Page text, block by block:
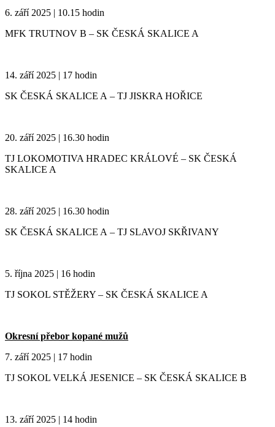
6. září 2025 | 10.15 hodin
MFK TRUTNOV B – SK ČESKÁ SKALICE A
14. září 2025 | 17 hodin
SK ČESKÁ SKALICE A – TJ JISKRA HOŘICE
20. září 2025 | 16.30 hodin
TJ LOKOMOTIVA HRADEC KRÁLOVÉ – SK ČESKÁ
SKALICE A
28. září 2025 | 16.30 hodin
SK ČESKÁ SKALICE A – TJ SLAVOJ SKŘIVANY
5. října 2025 | 16 hodin
TJ SOKOL STĚŽERY – SK ČESKÁ SKALICE A
Okresní přebor kopané mužů
7. září 2025 | 17 hodin
TJ SOKOL VELKÁ JESENICE – SK ČESKÁ SKALICE B
13. září 2025 | 14 hodin